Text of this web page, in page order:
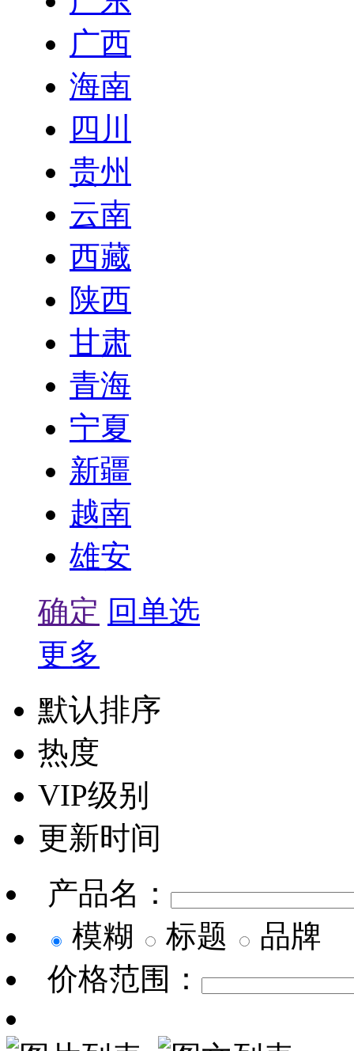
广西
海南
四川
贵州
云南
西藏
陕西
甘肃
青海
宁夏
新疆
越南
雄安
确定 回单选
更多
默认排序
热度
VIP级别
更新时间
产品名：
模糊
标题
品牌
价格范围：